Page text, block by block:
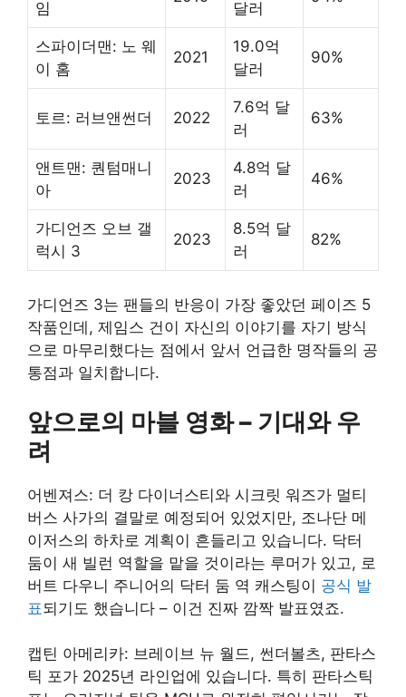
임
달러
스파이더맨: 노 웨
이 홈
2021
19.0억
달러
90%
토르: 러브앤썬더 2022
7.6억 달
러
63%
앤트맨: 퀀텀매니
아
2023
4.8억 달
러
46%
가디언즈 오브 갤
럭시 3
2023
8.5억 달
러
82%
가디언즈 3는 팬들의 반응이 가장 좋았던 페이즈 5
작품인데, 제임스 건이 자신의 이야기를 자기 방식
으로 마무리했다는 점에서 앞서 언급한 명작들의 공
통점과 일치합니다.
앞으로의 마블 영화 – 기대와 우
려
어벤져스: 더 캉 다이너스티와 시크릿 워즈가 멀티
버스 사가의 결말로 예정되어 있었지만, 조나단 메
이저스의 하차로 계획이 흔들리고 있습니다. 닥터
둠이 새 빌런 역할을 맡을 것이라는 루머가 있고, 로
버트 다우니 주니어의 닥터 둠 역 캐스팅이 공식 발
표되기도 했습니다 – 이건 진짜 깜짝 발표였죠.
캡틴 아메리카: 브레이브 뉴 월드, 썬더볼츠, 판타스
틱 포가 2025년 라인업에 있습니다. 특히 판타스틱